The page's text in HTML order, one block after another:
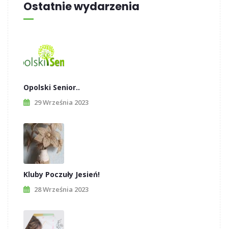
Ostatnie wydarzenia
Opolski Senior..
29 Września 2023
Kluby Poczuły Jesień!
28 Września 2023